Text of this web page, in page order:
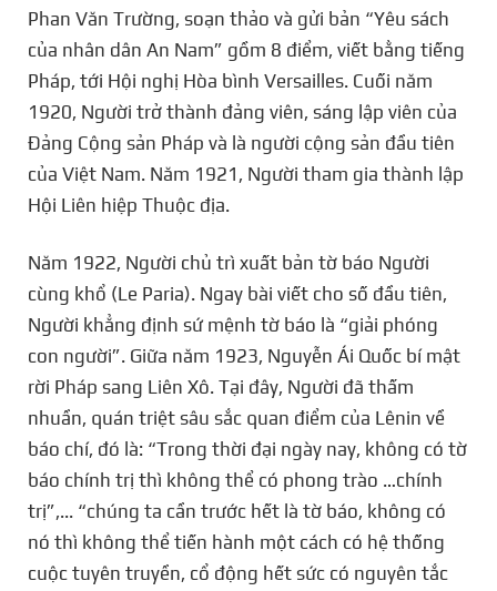
Phan Văn Trường, soạn thảo và gửi bản “Yêu sách
của nhân dân An Nam” gồm 8 điểm, viết bằng tiếng
Pháp, tới Hội nghị Hòa bình Versailles. Cuối năm
1920, Người trở thành đảng viên, sáng lập viên của
Đảng Cộng sản Pháp và là người cộng sản đầu tiên
của Việt Nam. Năm 1921, Người tham gia thành lập
Hội Liên hiệp Thuộc địa.
Năm 1922, Người chủ trì xuất bản tờ báo Người
cùng khổ (Le Paria). Ngay bài viết cho số đầu tiên,
Người khẳng định sứ mệnh tờ báo là “giải phóng
con người”. Giữa năm 1923, Nguyễn Ái Quốc bí mật
rời Pháp sang Liên Xô. Tại đây, Người đã thấm
nhuần, quán triệt sâu sắc quan điểm của Lênin về
báo chí, đó là: “Trong thời đại ngày nay, không có tờ
báo chính trị thì không thể có phong trào …chính
trị”,... “chúng ta cần trước hết là tờ báo, không có
nó thì không thể tiến hành một cách có hệ thống
cuộc tuyên truyền, cổ động hết sức có nguyên tắc